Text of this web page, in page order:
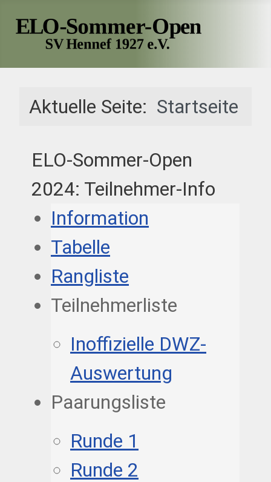
Aktuelle Seite: Startseite
ELO-Sommer-Open
2024: Teilnehmer-Info
Information
Tabelle
Rangliste
Teilnehmerliste
Inoffizielle DWZ-
Auswertung
Paarungsliste
Runde 1
Runde 2